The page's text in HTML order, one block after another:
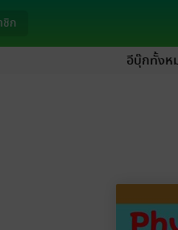
ชิก
อีบุ๊กทั้งห